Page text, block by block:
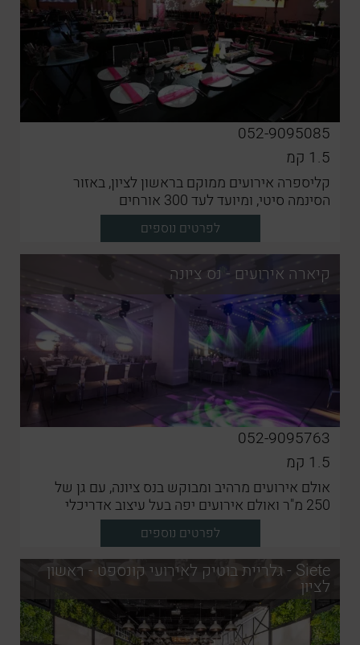
052-9095085
1.5 קמ
קליספרה אירועים ממוקם בראשון לציון, באזור
הסינמה סיטי, ומיועד לעד 300 אורחים
לפרטים נוספים
קיארה אירועים - נס ציונה
052-9095763
1.5 קמ
אולם אירועים מרהיב ומבוקש בנס ציונה, עם גן של
250 מ"ר ואולם אירועים יפה בעל עיצוב אדריכלי
לפרטים נוספים
Siete - גלריית בוטיק לאירועי קונספט - ראשון
לציון